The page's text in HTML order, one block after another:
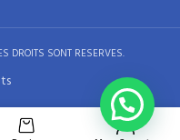
DROITS SONT RESERVES.